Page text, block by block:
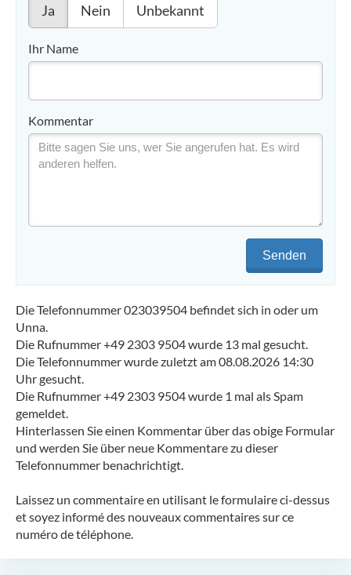
Ja Nein Unbekannt
Ihr Name
Kommentar
Senden
Die Telefonnummer 023039504 befindet sich in oder um
Unna.
Die Rufnummer +49 2303 9504 wurde 13 mal gesucht.
Die Telefonnummer wurde zuletzt am 08.08.2026 14:30
Uhr gesucht.
Die Rufnummer +49 2303 9504 wurde 1 mal als Spam
gemeldet.
Hinterlassen Sie einen Kommentar über das obige Formular
und werden Sie über neue Kommentare zu dieser
Telefonnummer benachrichtigt.
Laissez un commentaire en utilisant le formulaire ci-dessus
et soyez informé des nouveaux commentaires sur ce
numéro de téléphone.